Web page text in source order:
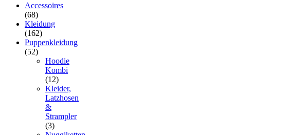
Accessoires
(68)
Kleidung
(162)
Puppenkleidung
(52)
Hoodie
Kombi
(12)
Kleider,
Latzhosen
&
Strampler
(3)